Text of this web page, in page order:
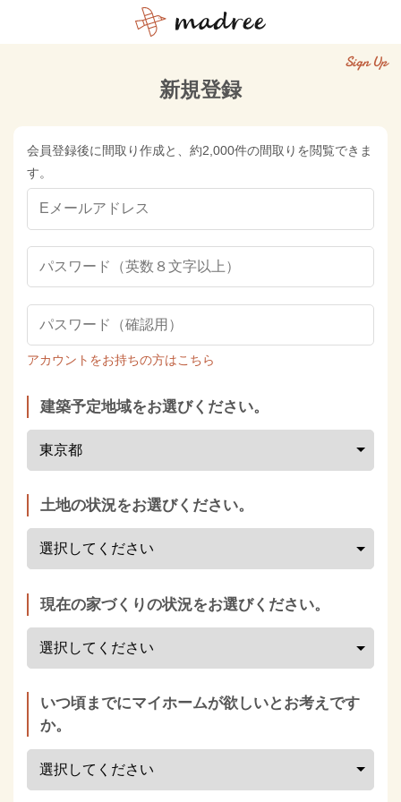
Sign Up
新規登録
会員登録後に間取り作成と、約2,000件の間取りを閲覧できま
す。
アカウントをお持ちの方はこちら
建築予定地域をお選びください。
土地の状況をお選びください。
現在の家づくりの状況をお選びください。
いつ頃までにマイホームが欲しいとお考えです
か。